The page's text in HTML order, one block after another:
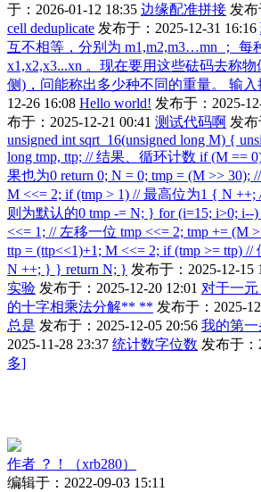
于：2026-01-12 18:35 边缘配准拼接 发布
cell deduplicate 发布于：2025-12-31 16:16
互不相等，分别为 m1,m2,m3…mn ； 每
x1,x2,x3...xn 。现在要用这些砝码去称
侧)，问能称出多少种不同的重量。 输入
12-26 16:08 Hello world! 发布于：2025-
布于：2025-12-21 00:41 测试代码啊 发布
unsigned int sqrt_16(unsigned long M) {
long tmp, ttp; // 结果、循环计数 if (M ==
果也为0 return 0; N = 0; tmp = (M >> 30);
M <<= 2; if (tmp > 1) // 最高位为1 { N
则为默认的0 tmp -= N; } for (i=15; i>0;
<<= 1; // 左移一位 tmp <<= 2; tmp += (M
ttp = (ttp<<1)+1; M <<= 2; if (tmp >= ttp) //
N ++; } } return N; } 发布于：2025-12-15
实验 发布于：2025-12-20 12:01 对于一
的十字相乘法分解** ** 发布于：2025-
总是 发布于：2025-12-05 20:56 我的第
2025-11-28 23:37 统计数字位数 发布于：
多]
作者 ？！（xrb280）
编辑于：2022-09-03 15:11